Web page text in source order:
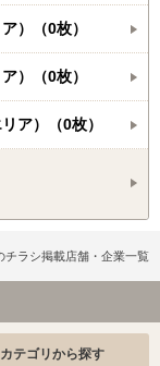
）（0枚）
）（0枚）
ア）（0枚）
チラシ掲載店舗・企業一覧
カテゴリから探す